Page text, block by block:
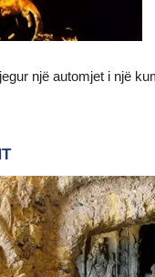
një automjet i një